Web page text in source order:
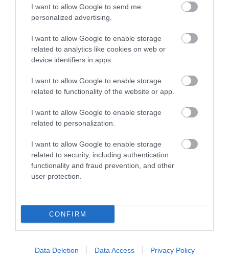
I want to allow Google to send me
personalized advertising.
I want to allow Google to enable storage
related to analytics like cookies on web or
device identifiers in apps.
I want to allow Google to enable storage
related to functionality of the website or app.
I want to allow Google to enable storage
related to personalization.
I want to allow Google to enable storage
related to security, including authentication
functionality and fraud prevention, and other
user protection.
CONFIRM
Data Deletion Data Access Privacy Policy
marhahús a
éttermekben
fizetés: így
alakítja át a
pénz világát a
Visa, a
Western Union
videók
elképesztően
puha a
Tóth Ildikó
szerint pánik
van a NER
kerülhetnek elő